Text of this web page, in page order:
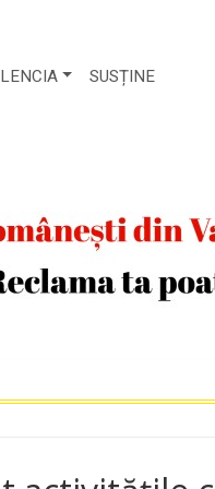
SUSȚINE